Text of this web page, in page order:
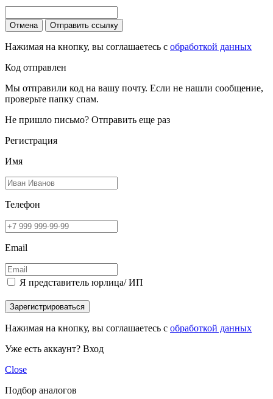
Отмена Отправить ссылку
Нажимая на кнопку, вы соглашаетесь с обработкой данных
Код отправлен
Мы отправили код на вашу почту. Если не нашли сообщение,
проверьте папку спам.
Не пришло письмо? Отправить еще раз
Регистрация
Имя
Телефон
Email
Я представитель юрлица/ ИП
Зарегистрироваться
Нажимая на кнопку, вы соглашаетесь с обработкой данных
Уже есть аккаунт? Вход
Close
Подбор аналогов